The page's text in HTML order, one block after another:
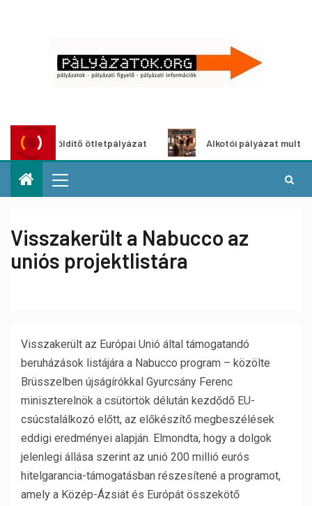
ötletpályázat Alkotói pályázat multimédia-
Visszakerült a Nabucco az
uniós projektlistára
Visszakerült az Európai Unió által támogatandó
beruházások listájára a Nabucco program – közölte
Brüsszelben újságírókkal Gyurcsány Ferenc
miniszterelnök a csütörtök délután kezdődő EU-
csúcstalálkozó előtt, az előkészítő megbeszélések
eddigi eredményei alapján. Elmondta, hogy a dolgok
jelenlegi állása szerint az unió 200 millió eurós
hitelgarancia-támogatásban részesítené a programot,
amely a Közép-Ázsiát és Európát összekötő